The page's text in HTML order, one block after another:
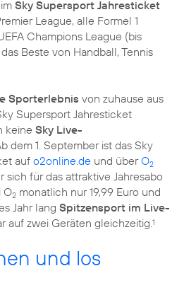
Sky Supersport Jahresticket
League, alle Formel 1
Champions League (bis
Beste von Handball, Tennis
Sporterlebnis von zuhause aus
Supersport Jahresticket
keine Sky Live-
dem 1. September ist das Sky
auf o2online.de und überO2
sich für das attraktive Jahresabo
O2 monatlich nur 19,99 Euro und
Jahr lang Spitzensport im Live-
auf zwei Geräten gleichzeitig. 1
und los